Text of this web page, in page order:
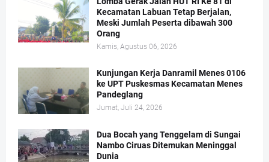
Kecamatan Labuan Tetap Berjalan,
Meski Jumlah Peserta dibawah 300
Orang
Kamis, Agustus 06, 2026
Kunjungan Kerja Danramil Menes 0106
ke UPT Puskesmas Kecamatan Menes
Pandeglang
Jumat, Juli 24, 2026
Dua Bocah yang Tenggelam di Sungai
Nambo Ciruas Ditemukan Meninggal
Dunia